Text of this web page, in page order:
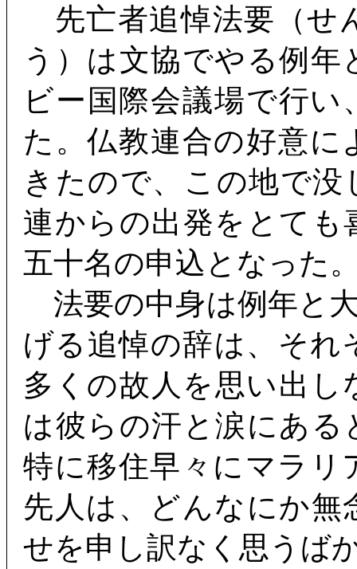
先亡者追悼法要（せ
う）は文協でやる例
ビー国際会議場で行
た。仏教連合の好意
きたので、この地で
連からの出発をとても
五十名の申込となった
法要の中身は例年と
げる追悼の辞は、そ
多くの故人を思い出
は彼らの汗と涙にあ
特に移住早々にマラリ
先人は、どんなにか
せを申し訳なく思うば